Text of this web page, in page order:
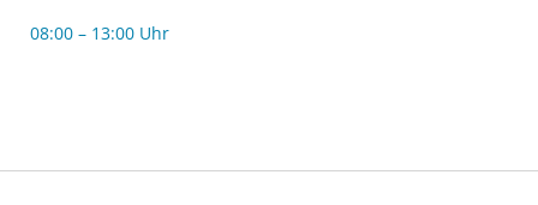
08:00 – 13:00 Uhr